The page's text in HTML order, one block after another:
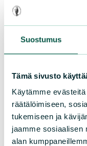
Suostumus
Tämä sivusto
Käytämme
räätälöimiseen,
tukemiseen ja
jaamme sosiaalisen
alan
Sarasuon
Lapinlahdella
elpyminen on
Vielä hetki
on palautunut
keitaaksi.